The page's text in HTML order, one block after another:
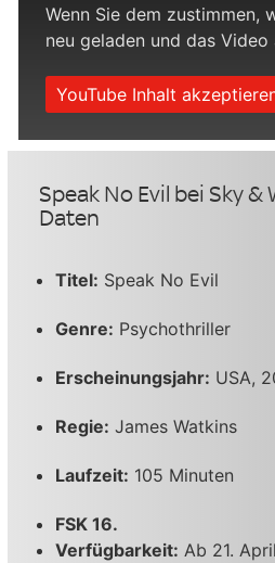
Wenn Sie dem zustimmen,
neu geladen und das Video
YouTube Inhalt
Speak No Evil bei Sky &
Daten
Titel: Speak No Evil
Genre: Psychothriller
Erscheinungsjahr: USA,
Regie: James Watkins
Laufzeit: 105 Minuten
FSK 16.
Verfügbarkeit: Ab 21.